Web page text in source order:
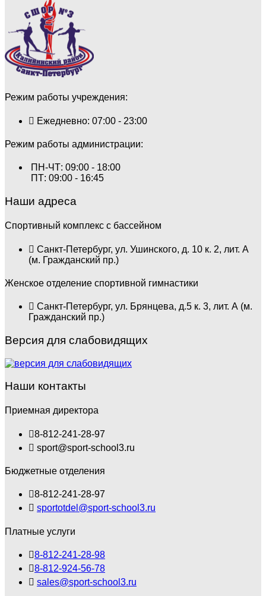
Режим работы учреждения:
Ежедневно: 07:00 - 23:00
Режим работы администрации:
ПН-ЧТ: 09:00 - 18:00
ПТ: 09:00 - 16:45
Наши адреса
Спортивный комплекс с бассейном
Санкт-Петербург, ул. Ушинского, д. 10 к. 2, лит. А
(м. Гражданский пр.)
Женское отделение спортивной гимнастики
Санкт-Петербург, ул. Брянцева, д.5 к. 3, лит. А (м.
Гражданский пр.)
Версия для слабовидящих
Наши контакты
Приемная директора
8-812-241-28-97
sport@sport-school3.ru
Бюджетные отделения
8-812-241-28-97
sportotdel@sport-school3.ru
Платные услуги
8-812-241-28-98
8-812-924-56-78
sales@sport-school3.ru